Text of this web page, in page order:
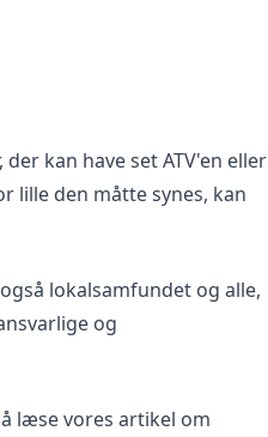
kan have set ATV'en eller
lille den måtte synes, kan
lokalsamfundet og alle,
og
læse vores artikel om